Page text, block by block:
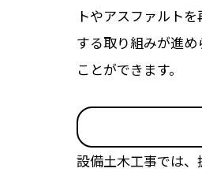
トやアスファルト
する取り組みが進
ことができます。
設備土木工事では